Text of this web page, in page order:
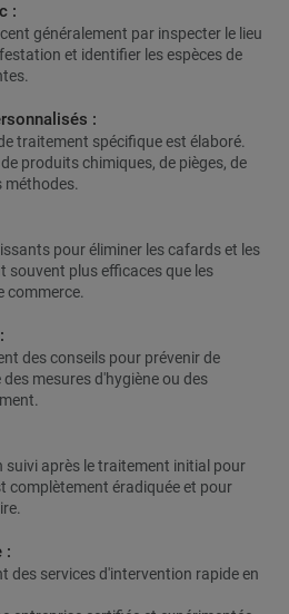
:
généralement par inspecter le lieu
et identifier les espèces de
:
traitement spécifique est élaboré.
produits chimiques, de pièges, de
méthodes.
pour éliminer les cafards et les
souvent plus efficaces que les
commerce.
des conseils pour prévenir de
mesures d'hygiène ou des
suivi après le traitement initial pour
complètement éradiquée et pour
:
des services d'intervention rapide en